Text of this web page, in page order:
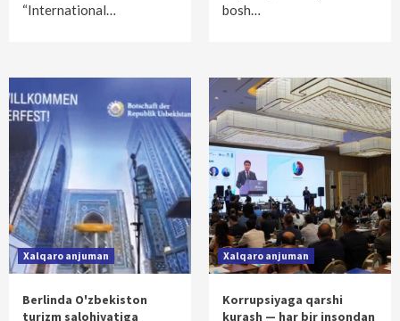
“International…
bosh…
Xalqaro anjuman
Berlinda O'zbekiston
turizm salohiyatiga
Xalqaro anjuman
Korrupsiyaga qarshi
kurash — har bir insondan